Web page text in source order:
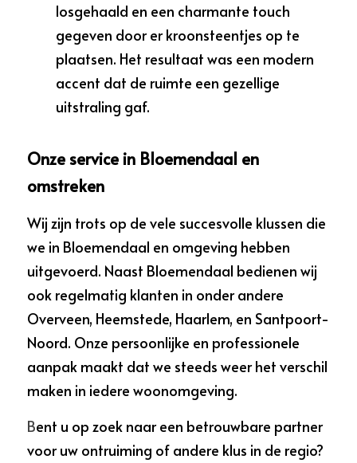
losgehaald en een charmante touch
gegeven door er kroonsteentjes op te
plaatsen. Het resultaat was een modern
accent dat de ruimte een gezellige
uitstraling gaf.
Onze service in Bloemendaal en
omstreken
Wij zijn trots op de vele succesvolle klussen die
we in Bloemendaal en omgeving hebben
uitgevoerd. Naast Bloemendaal bedienen wij
ook regelmatig klanten in onder andere
Overveen, Heemstede, Haarlem, en Santpoort-
Noord. Onze persoonlijke en professionele
aanpak maakt dat we steeds weer het verschil
maken in iedere woonomgeving.
Bent u op zoek naar een betrouwbare partner
voor uw ontruiming of andere klus in de regio?